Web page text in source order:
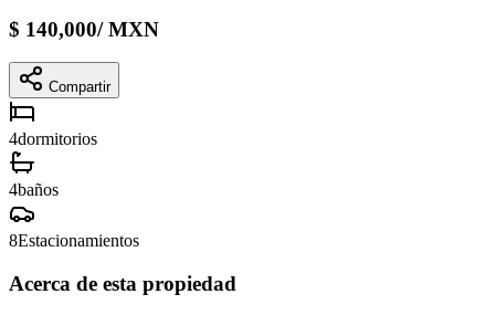
$ 140,000/MXN
Compartir
4dormitorios
4baños
8Estacionamientos
Acerca de esta propiedad